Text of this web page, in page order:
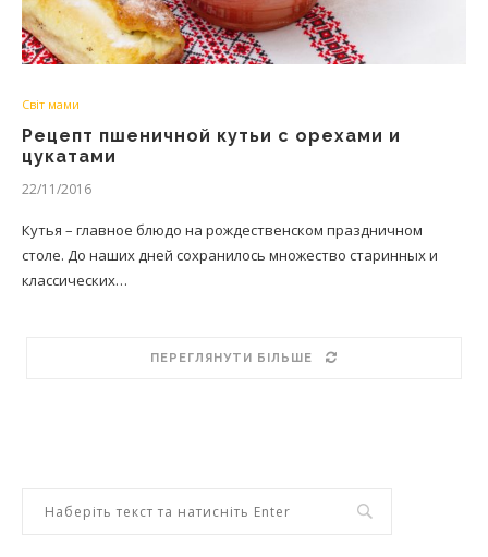
Світ мами
Рецепт пшеничной кутьи с орехами и
цукатами
22/11/2016
Кутья – главное блюдо на рождественском праздничном
столе. До наших дней сохранилось множество старинных и
классических…
ПЕРЕГЛЯНУТИ БІЛЬШЕ